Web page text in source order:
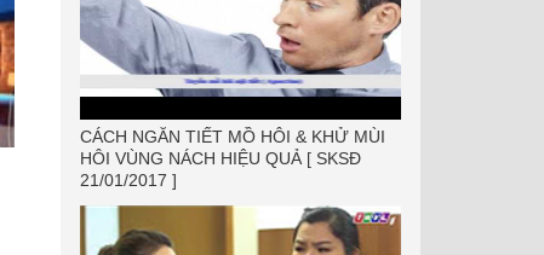
CÁCH NGĂN TIẾT MỒ HÔI & KHỬ MÙI
HÔI VÙNG NÁCH HIỆU QUẢ [ SKSĐ
21/01/2017 ]